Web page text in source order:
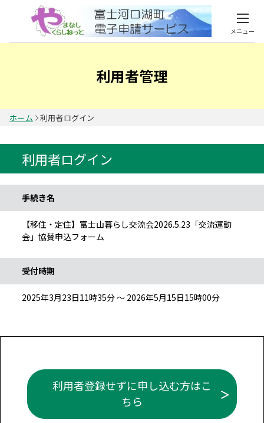
メニュー
利用者管理
ホーム 利用者ログイン
利用者ログイン
手続き名
【移住・定住】富士山暮らし交流会2026.5.23「交流運動
会」協賛申込フォーム
受付時期
2025年3月23日11時35分 ～ 2026年5月15日15時00分
利用者登録せずに申し込む方はこ
ちら